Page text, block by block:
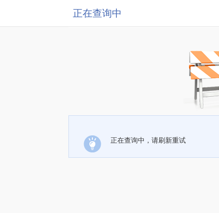
正在查询中
正在查询中，请刷新重试